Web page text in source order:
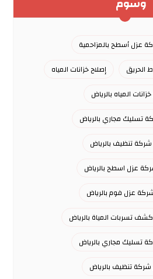
عزل أسطح بالمزاحمية
الحريق
إصلاح خزانات المياه
المياه بالرياض
تسليك مجاري بالرياض
تنظيف بالرياض
عزل اسطح بالرياض
عزل فوم بالرياض
تسربات المياة بالرياض
تسليك مجاري بالرياض
تنظيف بالرياض